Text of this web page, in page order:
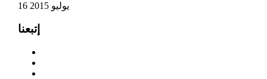
16 يوليو 2015
إتبعنا